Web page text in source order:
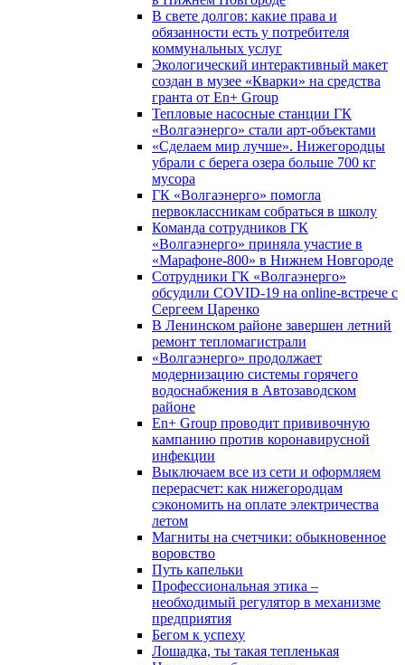
В свете долгов: какие права и
обязанности есть у потребителя
коммунальных услуг
Экологический интерактивный макет
создан в музее «Кварки» на средства
гранта от En+ Group
Тепловые насосные станции ГК
«Волгаэнерго» стали арт-объектами
«Сделаем мир лучше». Нижегородцы
убрали с берега озера больше 700 кг
мусора
ГК «Волгаэнерго» помогла
первоклассникам собраться в школу
Команда сотрудников ГК
«Волгаэнерго» приняла участие в
«Марафоне-800» в Нижнем Новгороде
Сотрудники ГК «Волгаэнерго»
обсудили COVID-19 на online-встрече с
Сергеем Царенко
В Ленинском районе завершен летний
ремонт тепломагистрали
«Волгаэнерго» продолжает
модернизацию системы горячего
водоснабжения в Автозаводском
районе
En+ Group проводит прививочную
кампанию против коронавирусной
инфекции
Выключаем все из сети и оформляем
перерасчет: как нижегородцам
сэкономить на оплате электричества
летом
Магниты на счетчики: обыкновенное
воровство
Путь капельки
Профессиональная этика –
необходимый регулятор в механизме
предприятия
Бегом к успеху
Лошадка, ты такая тепленькая